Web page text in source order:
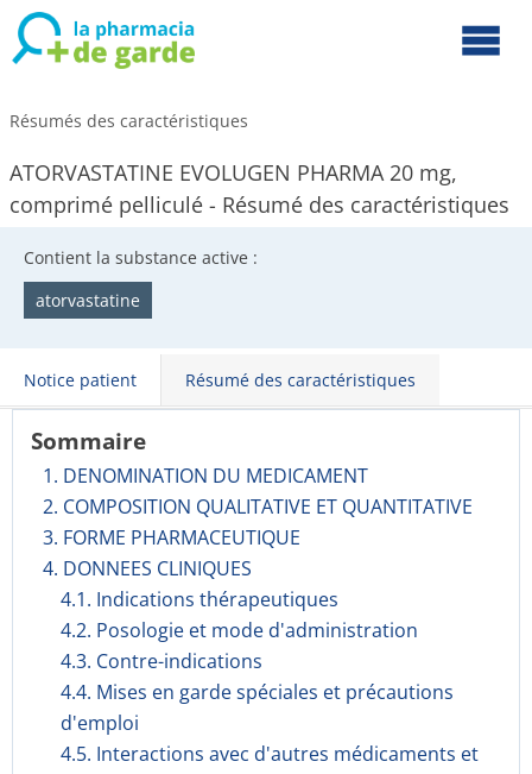
Résumés des caractéristiques
ATORVASTATINE EVOLUGEN PHARMA 20 mg,
comprimé pelliculé - Résumé des caractéristiques
Contient la substance active :
atorvastatine
Notice patient Résumé des caractéristiques
Sommaire
1. DENOMINATION DU MEDICAMENT
2. COMPOSITION QUALITATIVE ET QUANTITATIVE
3. FORME PHARMACEUTIQUE
4. DONNEES CLINIQUES
4.1. Indications thérapeutiques
4.2. Posologie et mode d'administration
4.3. Contre-indications
4.4. Mises en garde spéciales et précautions
d'emploi
4.5. Interactions avec d'autres médicaments et